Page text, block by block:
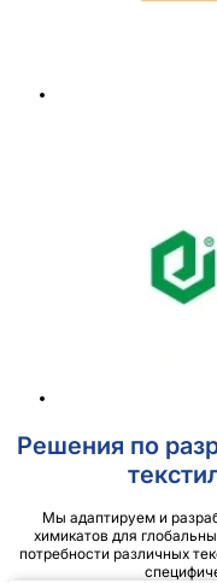
Решения по
Мы адаптируем и
химикатов для
потребности различных